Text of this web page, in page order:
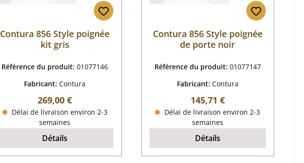
Contura 856 Style poignée
kit gris
Référence du produit:01077146
Fabricant:Contura
Prix régulier :
269,00 €
Délai de livraison environ 2-3
semaines
Détails
Contura 856 Style poignée
de porte noir
Référence du produit: 01077147
Fabricant: Contura
Prix régulier :
145,71 €
Délai de livraison environ 2-3
semaines
Détails